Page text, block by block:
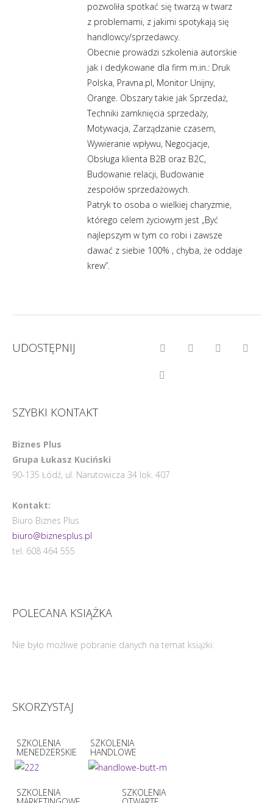
pozwoliła spotkać się twarzą w twarz
z problemami, z jakimi spotykają się
handlowcy/sprzedawcy.
Obecnie prowadzi szkolenia autorskie
jak i dedykowane dla firm m.in.: Druk
Polska, Pravna.pl, Monitor Unijny,
Orange. Obszary takie jak Sprzedaż,
Techniki zamknięcia sprzedaży,
Motywacja, Zarządzanie czasem,
Wywieranie wpływu, Negocjacje,
Obsługa klienta B2B oraz B2C,
Budowanie relacji, Budowanie
zespołów sprzedażowych.
Patryk to osoba o wielkiej charyzmie,
którego celem życiowym jest „Być
najlepszym w tym co robi i zawsze
dawać z siebie 100% , chyba, że oddaje
krew”.
UDOSTĘPNIJ
SZYBKI KONTAKT
Biznes Plus
Grupa Łukasz Kuciński
90-135 Łódź, ul. Narutowicza 34 lok. 407
Kontakt:
Biuro Biznes Plus
biuro@biznesplus.pl
tel. 608 464 555
POLECANA KSIĄŻKA
Nie było możliwe pobranie danych na temat książki.
SKORZYSTAJ
SZKOLENIA
MENEDŻERSKIE
SZKOLENIA
HANDLOWE
SZKOLENIA SZKOLENIA